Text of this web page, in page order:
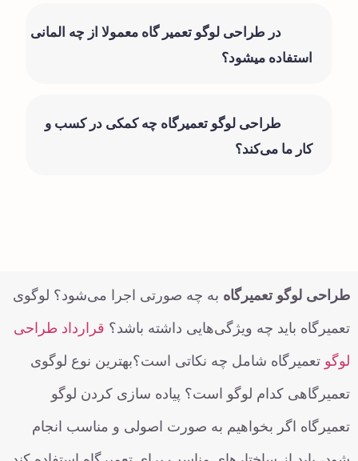
در طراحی لوگو تعمیر گاه معمولا از چه المانی
استفاده میشود؟
طراحی لوگو تعمیرگاه چه کمکی در کسب و
کار ما می‌کند؟
طراحی لوگو تعمیرگاه به چه صورتی اجرا می‌شود؟ لوگوی
تعمیرگاه باید چه ویژگی‌هایی داشته باشد؟ قرارداد طراحی
لوگو تعمیرگاه شامل چه نکاتی است؟بهترین نوع لوگوی
تعمیرگاهی کدام لوگو است؟ پیاده سازی کردن لوگو
تعمیرگاه اگر بخواهیم به صورت اصولی و مناسب انجام